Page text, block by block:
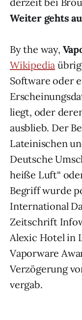
Weiter gehts
By the way,
Wikipedia
Software oder
liegt, oder
ausblieb. Der
Lateinischen
Deutsche
heiße Luft“
Begriff wurde
International
Zeitschrift
Alexic Hotel in
Vaporware
Verzögerung
vergab.